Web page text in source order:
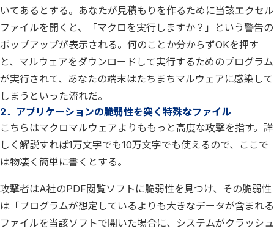
いてあるとする。あなたが見積もりを作るために当該エクセル
ファイルを開くと、「マクロを実行しますか？」という警告の
ポップアップが表示される。何のことか分からずOKを押す
と、マルウェアをダウンロードして実行するためのプログラム
が実行されて、あなたの端末はたちまちマルウェアに感染して
しまうといった流れだ。
2．アプリケーションの脆弱性を突く特殊なファイル
こちらはマクロマルウェアよりももっと高度な攻撃を指す。詳
しく解説すれば1万文字でも10万文字でも使えるので、ここで
は物凄く簡単に書くとする。
攻撃者はA社のPDF閲覧ソフトに脆弱性を見つけ、その脆弱性
は「プログラムが想定しているよりも大きなデータが含まれる
ファイルを当該ソフトで開いた場合に、システムがクラッシュ